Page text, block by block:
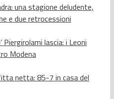
una stagione deludente,
e due retrocessioni
Piergirolami lascia: i Leoni
Modena
netta: 85-7 in casa del